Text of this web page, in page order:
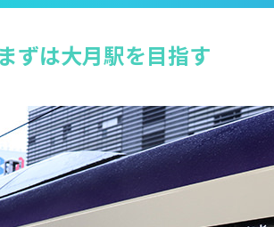
ずは大月駅を目指す